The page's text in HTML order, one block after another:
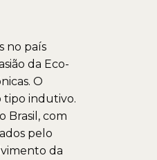
no país
da Eco-
O
tipo indutivo.
Brasil, com
pelo
da